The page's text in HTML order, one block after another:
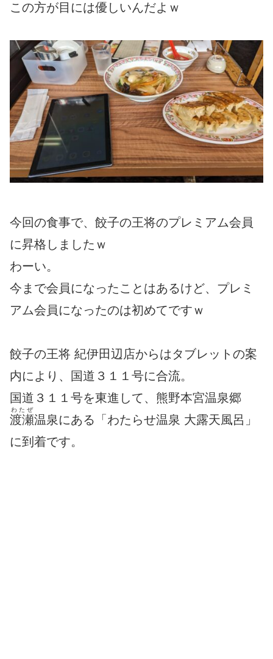
この方が目には優しいんだよｗ
今回の食事で、餃子の王将のプレミアム会員
に昇格しましたｗ
わーい。
今まで会員になったことはあるけど、プレミ
アム会員になったのは初めてですｗ
餃子の王将 紀伊田辺店からはタブレットの案
内により、国道３１１号に合流。
国道３１１号を東進して、熊野本宮温泉郷
渡瀬
わたぜ
温泉にある「わたらせ温泉 大露天風呂」
に到着です。